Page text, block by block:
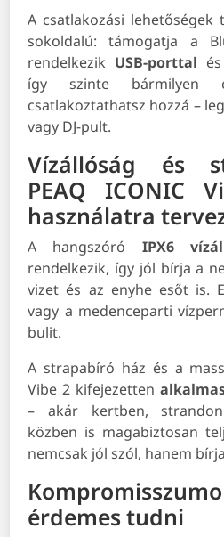
A csatlakozási
sokoldalú: támogatja a
rendelkezik USB-porttal
így szinte bármilyen
csatlakoztathatsz hozzá –
vagy DJ-pult.
Vízállóság és
PEAQ ICONIC
használatra
A hangszóró IPX6
rendelkezik, így jól bírja a
vizet és az enyhe esőt is.
vagy a medenceparti
bulit.
A strapabíró ház és a
Vibe 2 kifejezetten
– akár kertben,
közben is magabiztosan
nemcsak jól szól, hanem
érdemes tudni